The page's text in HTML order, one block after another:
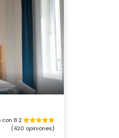
8.2
(420 opiniones)